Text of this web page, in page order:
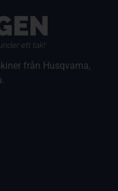
från Husqvarna,